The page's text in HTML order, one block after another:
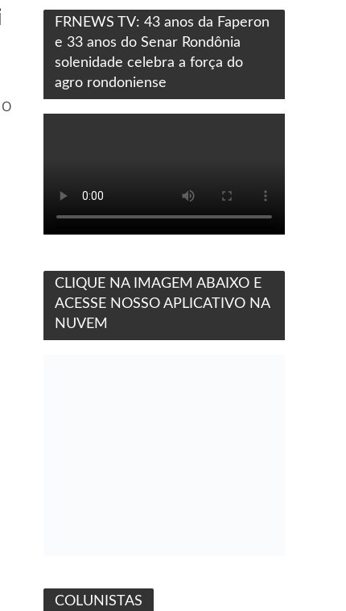
FRNEWS TV: 43 anos da Faperon
e 33 anos do Senar Rondônia
solenidade celebra a força do
agro rondoniense
CLIQUE NA IMAGEM ABAIXO E
ACESSE NOSSO APLICATIVO NA
NUVEM
COLUNISTAS